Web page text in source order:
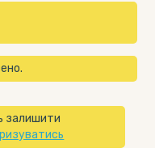
залишити